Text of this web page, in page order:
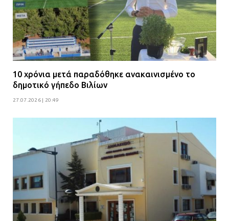
10 χρόνια μετά παραδόθηκε ανακαινισμένο το
δημοτικό γήπεδο Βιλίων
27.07.2026 | 20:49